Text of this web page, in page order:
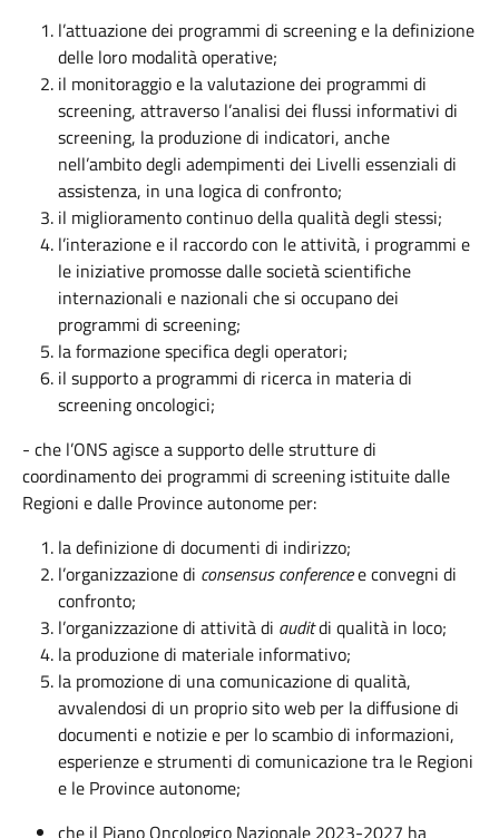
l’attuazione dei programmi di screening e la definizione
delle loro modalità operative;
il monitoraggio e la valutazione dei programmi di
screening, attraverso l’analisi dei flussi informativi di
screening, la produzione di indicatori, anche
nell’ambito degli adempimenti dei Livelli essenziali di
assistenza, in una logica di confronto;
il miglioramento continuo della qualità degli stessi;
l’interazione e il raccordo con le attività, i programmi e
le iniziative promosse dalle società scientifiche
internazionali e nazionali che si occupano dei
programmi di screening;
la formazione specifica degli operatori;
il supporto a programmi di ricerca in materia di
screening oncologici;
- che l’ONS agisce a supporto delle strutture di
coordinamento dei programmi di screening istituite dalle
Regioni e dalle Province autonome per:
la definizione di documenti di indirizzo;
l’organizzazione di consensus conferencee convegni di
confronto;
l’organizzazione di attività di auditdi qualità in loco;
la produzione di materiale informativo;
la promozione di una comunicazione di qualità,
avvalendosi di un proprio sito web per la diffusione di
documenti e notizie e per lo scambio di informazioni,
esperienze e strumenti di comunicazione tra le Regioni
e le Province autonome;
che il Piano Oncologico Nazionale 2023-2027 ha